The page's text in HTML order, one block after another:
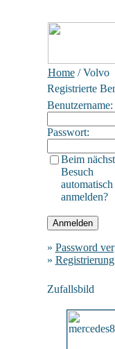
Home/ Volvo
Registrierte
Benutzername:
Passwort:
Beim
Besuch
automatisch
anmelden?
» Password
» Registrierung
Zufallsbild